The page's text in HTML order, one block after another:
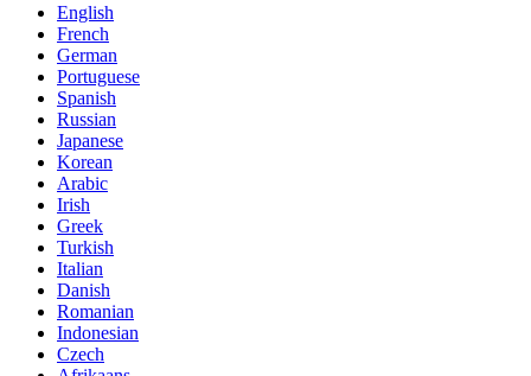
English
French
German
Portuguese
Spanish
Russian
Japanese
Korean
Arabic
Irish
Greek
Turkish
Italian
Danish
Romanian
Indonesian
Czech